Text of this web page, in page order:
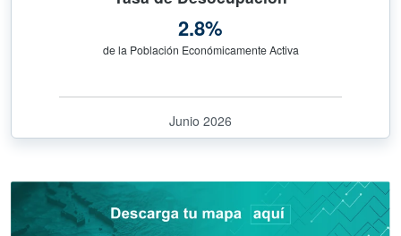
2.8%
de la Población Económicamente Activa
Junio 2026